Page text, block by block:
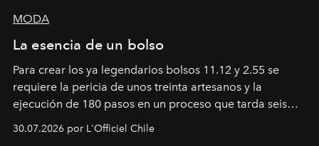
MODA
La esencia de un bolso
Para crear los ya legendarios bolsos 11.12 y 2.55 se
requiere la pericia de unos treinta artesanos y la
ejecución de 180 pasos en un proceso que tarda seis
semanas. Los expertos ponen en práctica una técnica
que se enseña solamente en la escuela de formación de
30.07.2026 por L'Officiel Chile